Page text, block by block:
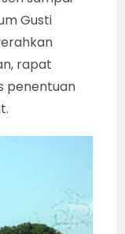
Gusti
rapat
penentuan